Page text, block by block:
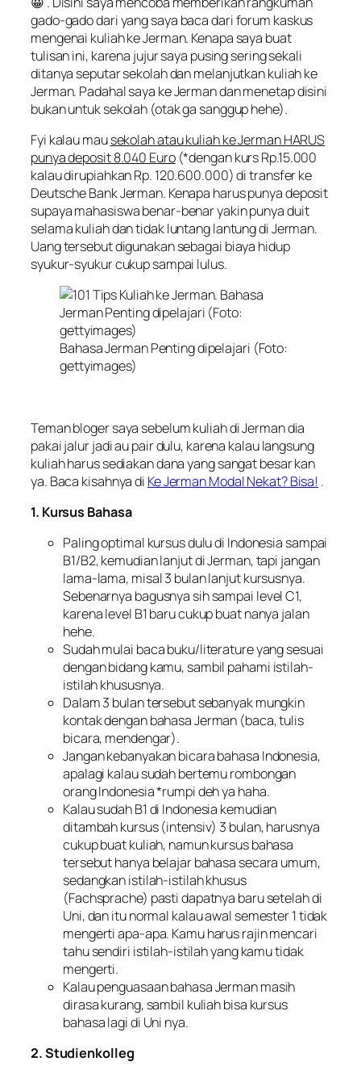
gado-gadodari yang saya baca dari forum kaskus
mengenai kuliah ke Jerman. Kenapa saya buat
tulisan ini, karena jujur saya pusing sering sekali
ditanya seputar sekolah dan melanjutkan kuliah ke
Jerman. Padahal saya ke Jerman dan menetap disini
bukan untuk sekolah (otak ga sanggup hehe).
Fyi kalau mausekolah atau kuliah ke Jerman HARUS
punya deposit 8.040 Euro(*dengan kurs Rp.15.000
kalau dirupiahkan Rp. 120.600.000) di transfer ke
Deutsche Bank Jerman. Kenapa harus punya deposit
supaya mahasiswa benar-benar yakin punya duit
selama kuliah dan tidakluntang lantungdi Jerman.
Uang tersebut digunakan sebagai biaya hidup
syukur-syukur cukup sampai lulus.
Bahasa Jerman Penting dipelajari (Foto:
gettyimages)
Teman bloger saya sebelum kuliah di Jerman dia
pakai jalur jadi au pair dulu, karena kalau langsung
kuliah harus sediakan dana yang sangat besar kan
ya. Baca kisahnya di Ke Jerman Modal Nekat? Bisa! .
1. Kursus Bahasa
Paling optimal kursus dulu di Indonesia sampai
B1/B2, kemudian lanjut di Jerman, tapi jangan
lama-lama, misal 3 bulan lanjut kursusnya.
Sebenarnya bagusnya sih sampai level C1,
karena level B1 baru cukup buat nanya jalan
hehe.
Sudah mulai baca buku/literature yang sesuai
dengan bidang kamu, sambil pahami istilah-
istilah khususnya.
Dalam 3 bulan tersebut sebanyak mungkin
kontak dengan bahasa Jerman (baca, tulis
bicara, mendengar).
Jangan kebanyakan bicara bahasa Indonesia,
apalagi kalau sudah bertemu rombongan
orang Indonesia *rumpi deh ya haha.
Kalau sudah B1 di Indonesia kemudian
ditambah kursus (intensiv) 3 bulan, harusnya
cukup buat kuliah, namun kursus bahasa
tersebut hanya belajar bahasa secara umum,
sedangkan istilah-istilah khusus
(Fachsprache) pasti dapatnya baru setelah di
Uni, dan itu normal kalau awal semester 1 tidak
mengerti apa-apa. Kamu harus rajin mencari
tahu sendiri istilah-istilah yang kamu tidak
mengerti.
Kalau penguasaan bahasa Jerman masih
dirasa kurang, sambil kuliah bisa kursus
bahasa lagi di Uni nya.
2.Studienkolleg